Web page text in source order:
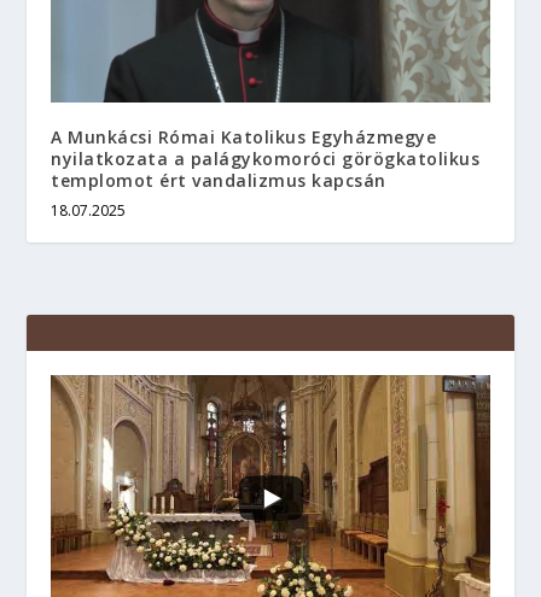
A Munkácsi Római Katolikus Egyházmegye
nyilatkozata a palágykomoróci görögkatolikus
templomot ért vandalizmus kapcsán
18.07.2025